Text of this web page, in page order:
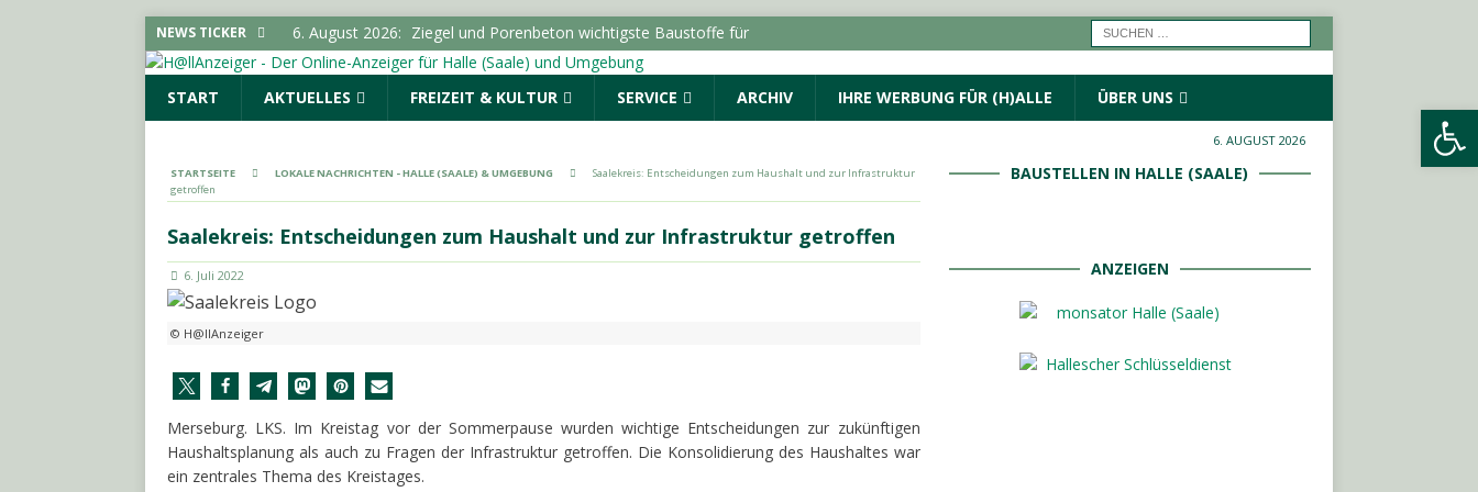
Werkzeugleiste öffnen
NEWS TICKER 6. August 2026: Ziegel und Porenbeton wichtigste Baustoffe für
neugebauteWohngebäude in Sachsen-Anhalt
SACHSEN-ANHALT INFO
5. August 2026:
Durchsuchungen in Halle (Saale) und im Burgenlandkreis:
Schulterschluss für den Star Park: Oberbürgermeister trifft die
Bürgermeister von Landsberg und Kabelsketal
LOKALE NACHRICHTEN - HALLE
(SAALE) & UMGEBUNG
5. August 2026: Stadt erweitert Online-Dienste um „Belehrung nach
Infektionsschutzgesetz“
START AKTUELLES FREIZEIT & KULTUR SERVICE ARCHIV IHRE WERBUNG FÜR (H)ALLE ÜBER UNS
6. AUGUST 2026
STARTSEITE LOKALE NACHRICHTEN - HALLE (SAALE) & UMGEBUNG
Saalekreis: Entscheidungen zum Haushalt und zur Infrastruktur
getroffen
Saalekreis: Entscheidungen zum Haushalt und zur Infrastruktur getroffen
6. Juli 2022
© H@llAnzeiger
Merseburg. LKS. Im Kreistag vor der Sommerpause wurden wichtige Entscheidungen zur zukünftigen
Haushaltsplanung als auch zu Fragen der Infrastruktur getroffen. Die Konsolidierung des Haushaltes war
ein zentrales Thema des Kreistages.
BAUSTELLEN IN HALLE (SAALE)
ANZEIGEN